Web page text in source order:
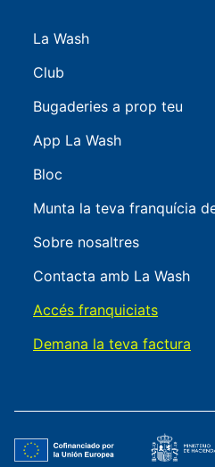
La Wash
Club
Bugaderies a prop teu
App La Wash
Bloc
Munta la teva franquícia
Sobre nosaltres
Contacta amb La Wash
Accés franquiciats
Demana la teva factura